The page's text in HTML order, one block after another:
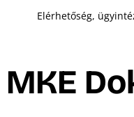
Elérhetőség,
MKE